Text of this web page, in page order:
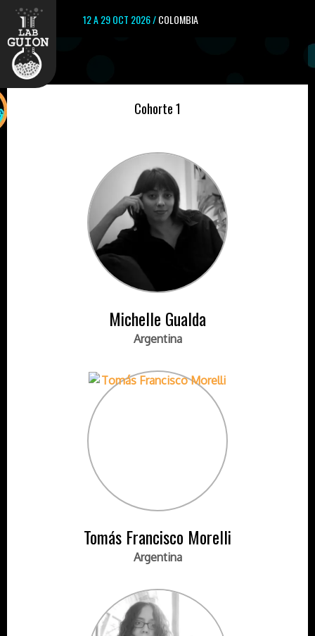
12 A 29 OCT 2026 /COLOMBIA
Cohorte 1
Michelle Gualda
Argentina
Tomás Francisco Morelli
Argentina